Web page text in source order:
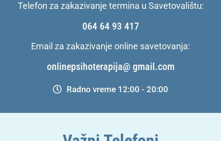
Telefon za zakazivanje termina u Savetovalištu:
064 64 93 417
Email za zakazivanje online savetovanja:
onlinepsihoterapija@ gmail.com
Radno vreme 12:00 - 20:00